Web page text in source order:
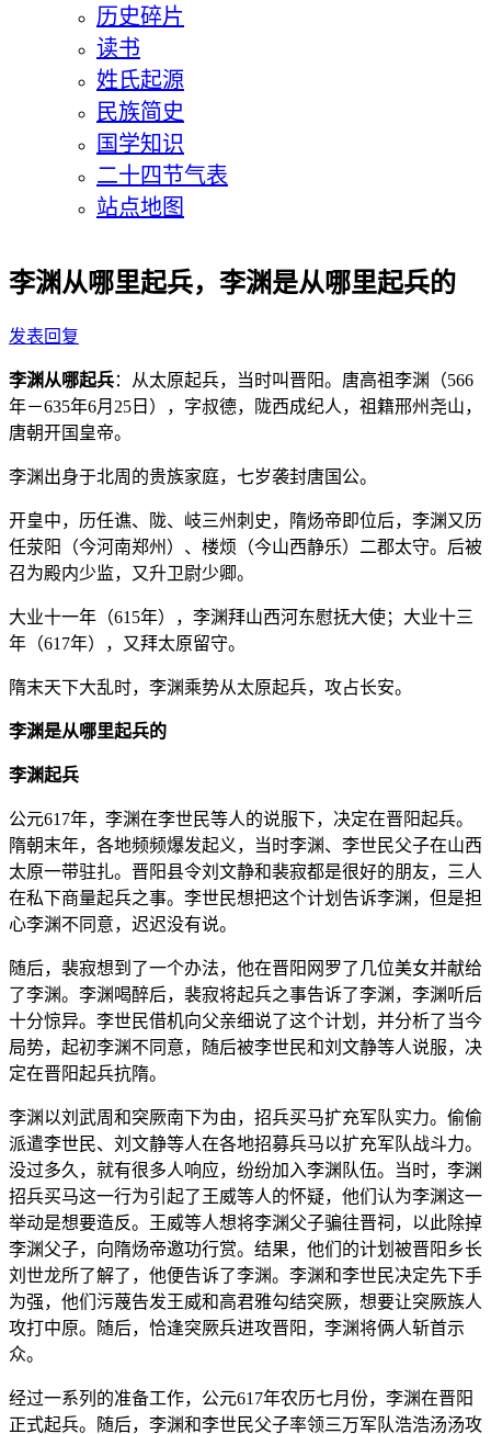
历史碎片
读书
姓氏起源
民族简史
国学知识
二十四节气表
站点地图
李渊从哪里起兵，李渊是从哪里起兵的
发表回复
李渊从哪起兵：从太原起兵，当时叫晋阳。唐高祖李渊（566
年－635年6月25日），字叔德，陇西成纪人，祖籍邢州尧山，
唐朝开国皇帝。
李渊出身于北周的贵族家庭，七岁袭封唐国公。
开皇中，历任谯、陇、岐三州刺史，隋炀帝即位后，李渊又历
任荥阳（今河南郑州）、楼烦（今山西静乐）二郡太守。后被
召为殿内少监，又升卫尉少卿。
大业十一年（615年），李渊拜山西河东慰抚大使；大业十三
年（617年），又拜太原留守。
隋末天下大乱时，李渊乘势从太原起兵，攻占长安。
李渊是从哪里起兵的
李渊起兵
公元617年，李渊在李世民等人的说服下，决定在晋阳起兵。
隋朝末年，各地频频爆发起义，当时李渊、李世民父子在山西
太原一带驻扎。晋阳县令刘文静和裴寂都是很好的朋友，三人
在私下商量起兵之事。李世民想把这个计划告诉李渊，但是担
心李渊不同意，迟迟没有说。
随后，裴寂想到了一个办法，他在晋阳网罗了几位美女并献给
了李渊。李渊喝醉后，裴寂将起兵之事告诉了李渊，李渊听后
十分惊异。李世民借机向父亲细说了这个计划，并分析了当今
局势，起初李渊不同意，随后被李世民和刘文静等人说服，决
定在晋阳起兵抗隋。
李渊以刘武周和突厥南下为由，招兵买马扩充军队实力。偷偷
派遣李世民、刘文静等人在各地招募兵马以扩充军队战斗力。
没过多久，就有很多人响应，纷纷加入李渊队伍。当时，李渊
招兵买马这一行为引起了王威等人的怀疑，他们认为李渊这一
举动是想要造反。王威等人想将李渊父子骗往晋祠，以此除掉
李渊父子，向隋炀帝邀功行赏。结果，他们的计划被晋阳乡长
刘世龙所了解了，他便告诉了李渊。李渊和李世民决定先下手
为强，他们污蔑告发王威和高君雅勾结突厥，想要让突厥族人
攻打中原。随后，恰逢突厥兵进攻晋阳，李渊将俩人斩首示
众。
经过一系列的准备工作，公元617年农历七月份，李渊在晋阳
正式起兵。随后，李渊和李世民父子率领三万军队浩浩汤汤攻